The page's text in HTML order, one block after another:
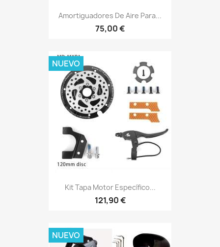
Amortiguadores De Aire Para...
75,00 €
Kit Tapa Motor Específico...
121,90 €
NUEVO
NUEVO